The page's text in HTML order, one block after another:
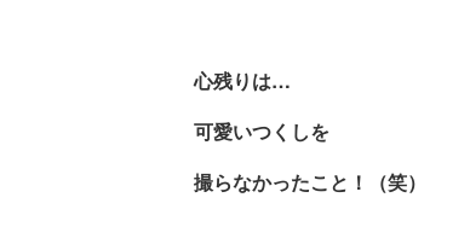
心残りは…
可愛いつくしを
撮らなかったこと！（笑）